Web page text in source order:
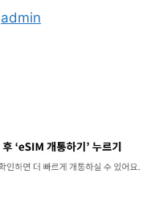
admin